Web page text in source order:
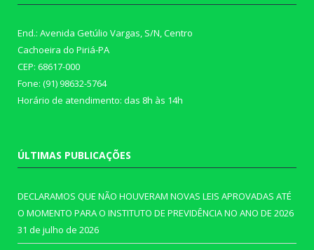
End.: Avenida Getúlio Vargas, S/N, Centro
Cachoeira do Piriá-PA
CEP: 68617-000
Fone: (91) 98632-5764
Horário de atendimento: das 8h às 14h
ÚLTIMAS PUBLICAÇÕES
DECLARAMOS QUE NÃO HOUVERAM NOVAS LEIS APROVADAS ATÉ
O MOMENTO PARA O INSTITUTO DE PREVIDÊNCIA NO ANO DE 2026
31 de julho de 2026